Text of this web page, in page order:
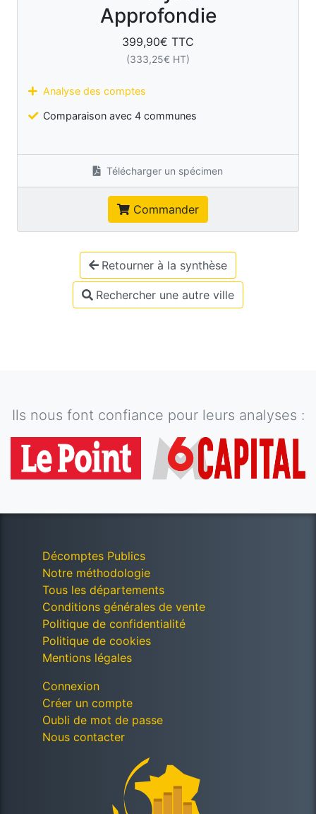
Approfondie
399,90€ TTC
(333,25€ HT)
Analyse des comptes
Comparaison avec 4 communes
Télécharger un spécimen
Commander
Retourner à la synthèse
Rechercher une autre ville
Ils nous font confiance pour leurs analyses :
Décomptes Publics
Notre méthodologie
Tous les départements
Conditions générales de vente
Politique de confidentialité
Politique de cookies
Mentions légales
Connexion
Créer un compte
Oubli de mot de passe
Nous contacter